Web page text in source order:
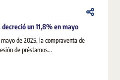
un 11,8% en mayo
de 2025, la compraventa de
de préstamos...